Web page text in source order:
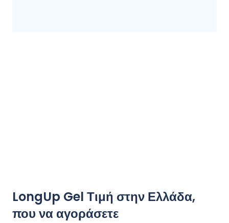
LongUp Gel Τιμή στην Ελλάδα,
που να αγοράσετε